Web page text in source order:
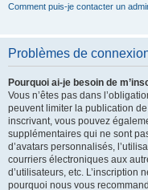
Comment puis-je contacter un
Problèmes de
Pourquoi ai-je besoin de
Vous n’êtes pas dans
peuvent limiter la publication
inscrivant, vous pouvez
supplémentaires qui ne sont
d’avatars personnalisés,
courriers électroniques aux
d’utilisateurs, etc. L’inscription
pourquoi nous vous